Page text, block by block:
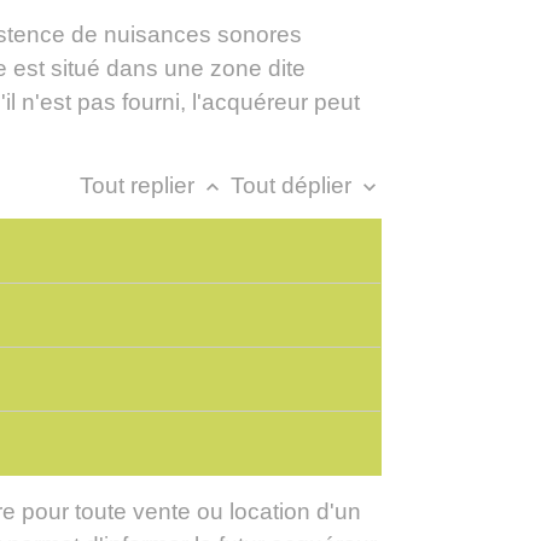
de nuisances sonores
est situé dans une zone dite
n'est pas fourni, l'acquéreur peut
Tout replier keyboard_arrow_up Tout déplier keyboard_arrow_down
pour toute vente ou location d'un